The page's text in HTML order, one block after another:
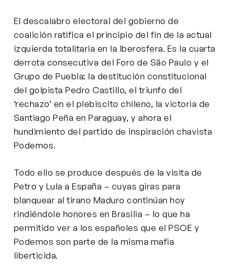
El descalabro electoral del gobierno de
coalición ratifica el principio del fin de la actual
izquierda totalitaria en la Iberosfera. Es la cuarta
derrota consecutiva del Foro de São Paulo y el
Grupo de Puebla: la destitución constitucional
del golpista Pedro Castillo, el triunfo del
‘rechazo’ en el plebiscito chileno, la victoria de
Santiago Peña en Paraguay, y ahora el
hundimiento del partido de inspiración chavista
Podemos.
Todo ello se produce después de la visita de
Petro y Lula a España – cuyas giras para
blanquear al tirano Maduro continúan hoy
rindiéndole honores en Brasilia – lo que ha
permitido ver a los españoles que el PSOE y
Podemos son parte de la misma mafia
liberticida.